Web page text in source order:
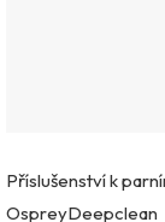
Příslušenství k
OspreyDeepclean